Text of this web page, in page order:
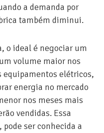
a demanda por
também diminui.
o ideal é negociar um
volume maior nos
equipamentos elétricos,
energia no mercado
nos meses mais
vendidas. Essa
ser conhecida a